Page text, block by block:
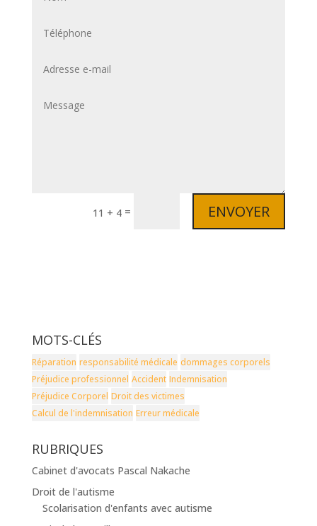
11 + 4 = ENVOYER
MOTS-CLÉS
Réparation responsabilité médicale dommages corporels
Préjudice professionnel Accident Indemnisation
Préjudice Corporel Droit des victimes
Calcul de l'indemnisation Erreur médicale
RUBRIQUES
Cabinet d'avocats Pascal Nakache
Droit de l'autisme
Scolarisation d'enfants avec autisme